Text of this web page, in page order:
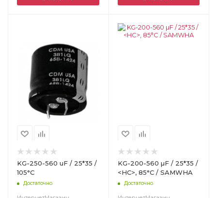
KG-250-560 uF / 25*35 /
105°C
Достаточно
KG-200-560 µF / 25*35 /
<HC>, 85°С / SAMWHA
Достаточно